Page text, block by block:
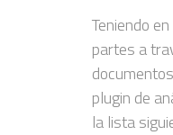
Teniendo
partes a
plugin de
la lista